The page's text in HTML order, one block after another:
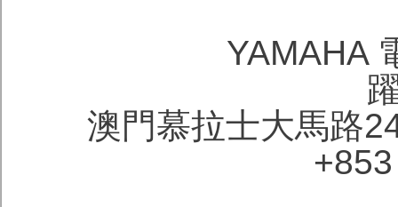
YAMAHA
澳門慕拉士大馬路